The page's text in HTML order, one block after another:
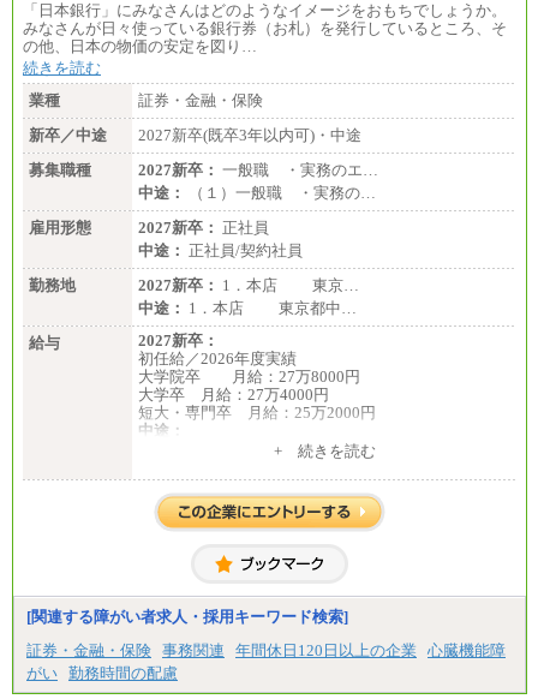
「日本銀行」にみなさんはどのようなイメージをおもちでしょうか。
みなさんが日々使っている銀行券（お札）を発行しているところ、そ
の他、日本の物価の安定を図り…
続きを読む
業種
証券・金融・保険
新卒／中途
2027新卒(既卒3年以内可)・中途
募集職種
2027新卒： 一般職 ・実務のエ…
中途：
（１）一般職 ・実務の…
雇用形態
2027新卒： 正社員
中途： 正社員/契約社員
勤務地
2027新卒： 1．本店 東京…
中途： 1．本店 東京都中…
給与
2027新卒：
初任給／2026年度実績
大学院卒 月給：27万8000円
大学卒 月給：27万4000円
短大・専門卒 月給：25万2000円
中途：
※職務経験等を考慮し決定いたします。
※試用期間中も給与に変更はございません
+ 続きを読む
[関連する障がい者求人・採用キーワード検索]
証券・金融・保険 事務関連 年間休日120日以上の企業
心臓機能障
がい 勤務時間の配慮